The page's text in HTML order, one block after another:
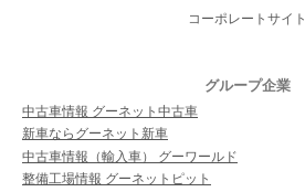
コーポレートサイト
グループ企業
中古車情報 グーネット中古車
新車ならグーネット新車
中古車情報（輸入車） グーワールド
整備工場情報 グーネットピット